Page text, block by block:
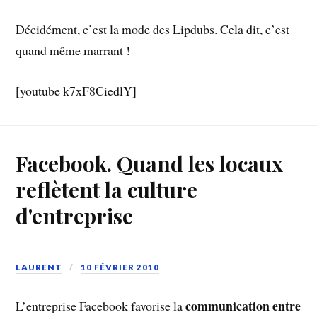
Décidément, c’est la mode des Lipdubs. Cela dit, c’est
quand même marrant !
[youtube k7xF8CiedlY]
Facebook. Quand les locaux
reflètent la culture
d'entreprise
LAURENT 10 FÉVRIER 2010
L’entreprise Facebook favorise lacommunication entre